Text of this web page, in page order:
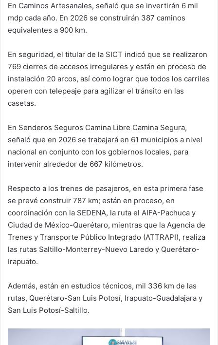
En Caminos Artesanales, señaló que se invertirán 6 mil
mdp cada año. En 2026 se construirán 387 caminos
equivalentes a 900 km.
En seguridad, el titular de la SICT indicó que se realizaron
769 cierres de accesos irregulares y están en proceso de
instalación 20 arcos, así como lograr que todos los carriles
operen con telepeaje para agilizar el tránsito en las
casetas.
En Senderos Seguros Camina Libre Camina Segura,
señaló que en 2026 se trabajará en 61 municipios a nivel
nacional en conjunto con los gobiernos locales, para
intervenir alrededor de 667 kilómetros.
Respecto a los trenes de pasajeros, en esta primera fase
se prevé construir 787 km; están en proceso, en
coordinación con la SEDENA, la ruta el AIFA-Pachuca y
Ciudad de México-Querétaro, mientras que la Agencia de
Trenes y Transporte Público Integrado (ATTRAPI), realiza
las rutas Saltillo-Monterrey-Nuevo Laredo y Querétaro-
Irapuato.
Además, están en estudios técnicos, mil 336 km de las
rutas, Querétaro-San Luis Potosí, Irapuato-Guadalajara y
San Luis Potosí-Saltillo.